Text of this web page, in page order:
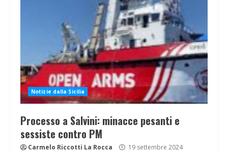
Notizie dalla Sicilia
Processo a Salvini: minacce pesanti e
sessiste contro PM
Carmelo Riccotti La Rocca 19 settembre 2024